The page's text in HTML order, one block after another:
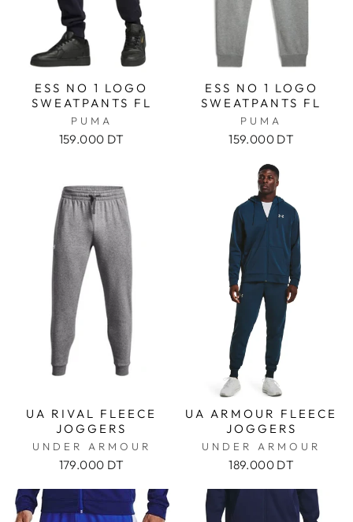
ESS NO 1 LOGO
SWEATPANTS FL
PUMA
159.000 DT
ESS NO 1 LOGO
SWEATPANTS FL
PUMA
159.000 DT
UA RIVAL FLEECE
JOGGERS
UNDER ARMOUR
179.000 DT
UA ARMOUR FLEECE
JOGGERS
UNDER ARMOUR
189.000 DT